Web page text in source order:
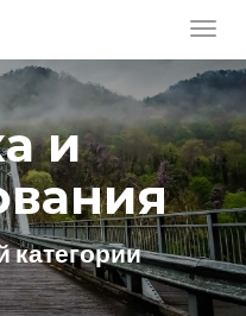
категории